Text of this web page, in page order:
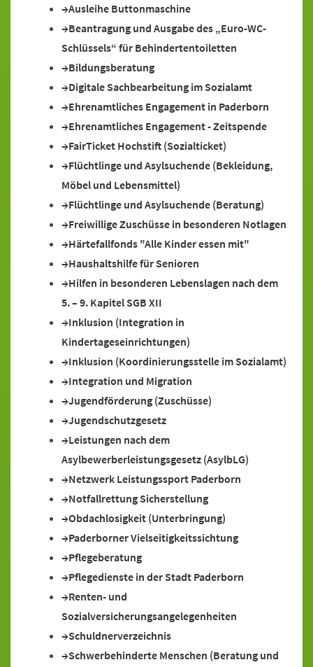
Ausleihe Buttonmaschine
Beantragung und Ausgabe des „Euro-WC-
Schlüssels“ für Behindertentoiletten
Bildungsberatung
Digitale Sachbearbeitung im Sozialamt
Ehrenamtliches Engagement in Paderborn
Ehrenamtliches Engagement - Zeitspende
FairTicket Hochstift (Sozialticket)
Flüchtlinge und Asylsuchende (Bekleidung,
Möbel und Lebensmittel)
Flüchtlinge und Asylsuchende (Beratung)
Freiwillige Zuschüsse in besonderen Notlagen
Härtefallfonds "Alle Kinder essen mit"
Haushaltshilfe für Senioren
Hilfen in besonderen Lebenslagen nach dem
5. – 9. Kapitel SGB XII
Inklusion (Integration in
Kindertageseinrichtungen)
Inklusion (Koordinierungsstelle im Sozialamt)
Integration und Migration
Jugendförderung (Zuschüsse)
Jugendschutzgesetz
Leistungen nach dem
Asylbewerberleistungsgesetz (AsylbLG)
Netzwerk Leistungssport Paderborn
Notfallrettung Sicherstellung
Obdachlosigkeit (Unterbringung)
Paderborner Vielseitigkeitssichtung
Pflegeberatung
Pflegedienste in der Stadt Paderborn
Renten- und
Sozialversicherungsangelegenheiten
Schuldnerverzeichnis
Schwerbehinderte Menschen (Beratung und